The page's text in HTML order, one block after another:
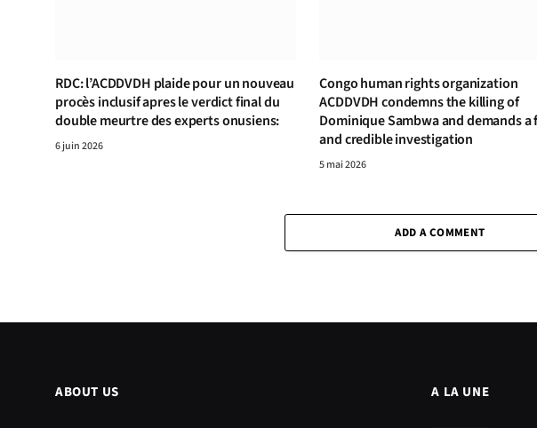
RDC: l’ACDDVDH plaide pour un nouveau
procès inclusif apres le verdict final du
double meurtre des experts onusiens:
6 juin 2026
Congo human rights organization
ACDDVDH condemns the killing of
Dominique Sambwa and demands a
and credible investigation
5 mai 2026
ADD A COMMENT
ABOUT US A LA UNE